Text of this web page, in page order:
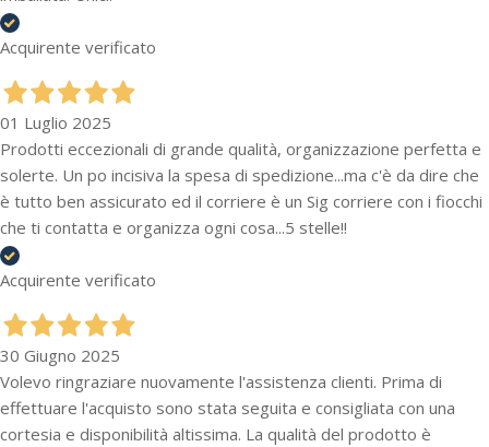
Acquirente verificato
01 Luglio 2025
Prodotti eccezionali di grande qualità, organizzazione perfetta e
solerte. Un po incisiva la spesa di spedizione...ma c'è da dire che
è tutto ben assicurato ed il corriere è un Sig corriere con i fiocchi
che ti contatta e organizza ogni cosa...5 stelle!!
Acquirente verificato
30 Giugno 2025
Volevo ringraziare nuovamente l'assistenza clienti. Prima di
effettuare l'acquisto sono stata seguita e consigliata con una
cortesia e disponibilità altissima. La qualità del prodotto è